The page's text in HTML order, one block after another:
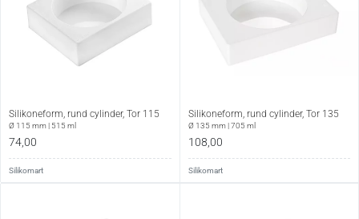
Silikoneform, rund cylinder, Tor 115
Ø 115 mm | 515 ml
74,00
Silikomart
Silikoneform, rund cylinder, Tor 135
Ø 135 mm | 705 ml
108,00
Silikomart